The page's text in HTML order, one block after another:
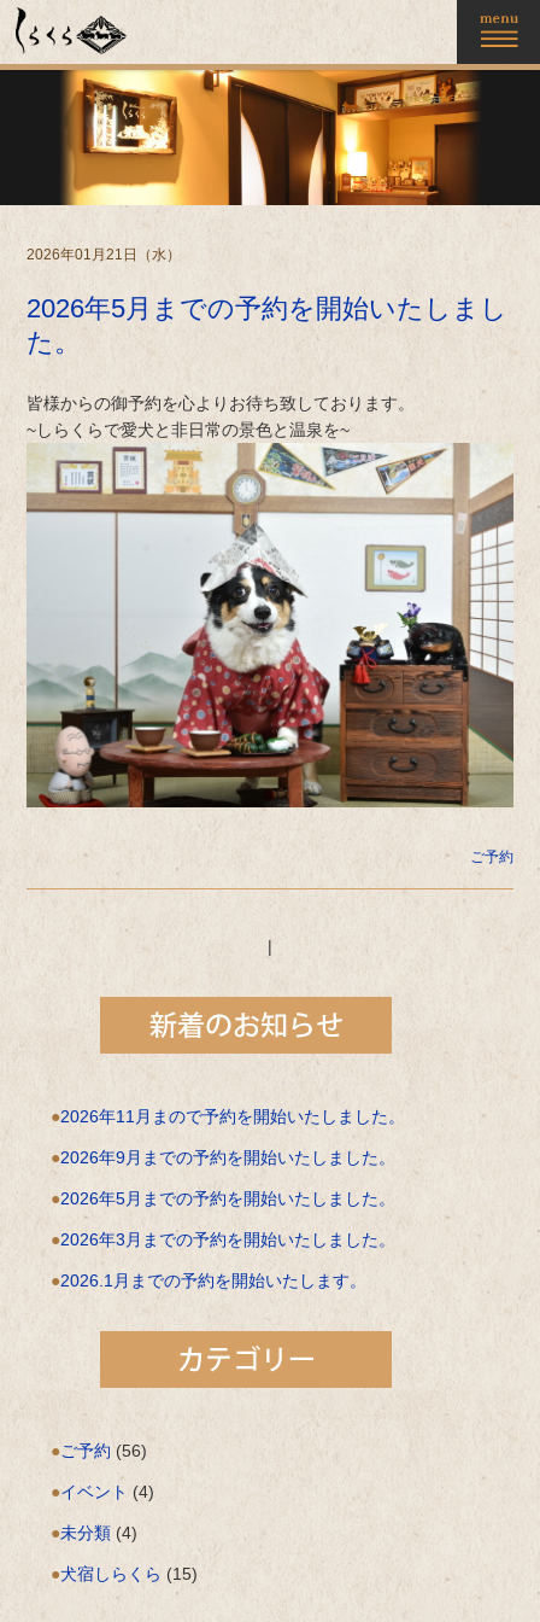
2026年01月21日（水）
2026年5月までの予約を開始いたしまし
た。
皆様からの御予約を心よりお待ち致しております。
~しらくらで愛犬と非日常の景色と温泉を~
ご予約
|
2026年11月まので予約を開始いたしました。
2026年9月までの予約を開始いたしました。
2026年5月までの予約を開始いたしました。
2026年3月までの予約を開始いたしました。
2026.1月までの予約を開始いたします。
ご予約 (56)
イベント (4)
未分類 (4)
犬宿しらくら (15)